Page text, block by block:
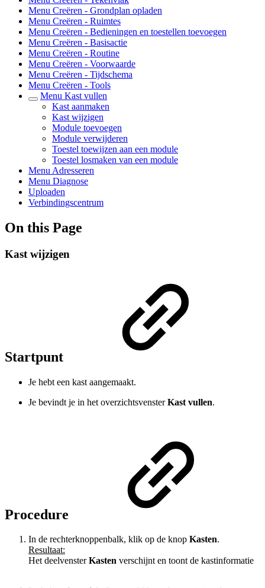
Menu Creëren - Grondplan opladen
Menu Creëren - Ruimtes
Menu Creëren - Bedieningen en toestellen toevoegen
Menu Creëren - Basisactie
Menu Creëren - Routine
Menu Creëren - Voorwaarde
Menu Creëren - Tijdschema
Menu Creëren - Tools
Menu Kast vullen
Kast aanmaken
Kast wijzigen
Module toevoegen
Module verwijderen
Toestel toewijzen aan een module
Toestel losmaken van een module
Menu Adresseren
Menu Diagnose
Uploaden
Verbindingscentrum
On this Page
Kast wijzigen
Startpunt
Je hebt een kast aangemaakt.
Je bevindt je in het overzichtsvensterKast vullen.
Procedure
In de rechterknoppenbalk, klik op de knop Kasten.
Resultaat:
Het deelvensterKasten verschijnt en toont de kastinformatie